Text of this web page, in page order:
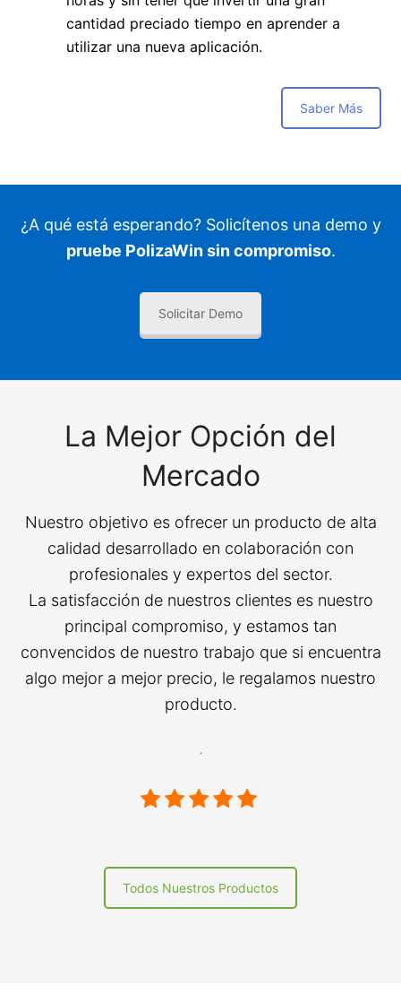
cantidad preciado tiempo en aprender a
utilizar una nueva aplicación.
Saber Más
¿A qué está esperando? Solicítenos una demo y
pruebe PolizaWin sin compromiso.
Solicitar Demo
La Mejor Opción del
Mercado
Nuestro objetivo es ofrecer un producto de alta
calidad desarrollado en colaboración con
profesionales y expertos del sector.
La satisfacción de nuestros clientes es nuestro
principal compromiso, y estamos tan
convencidos de nuestro trabajo que si encuentra
algo mejor a mejor precio, le regalamos nuestro
producto.
.
Todos Nuestros Productos